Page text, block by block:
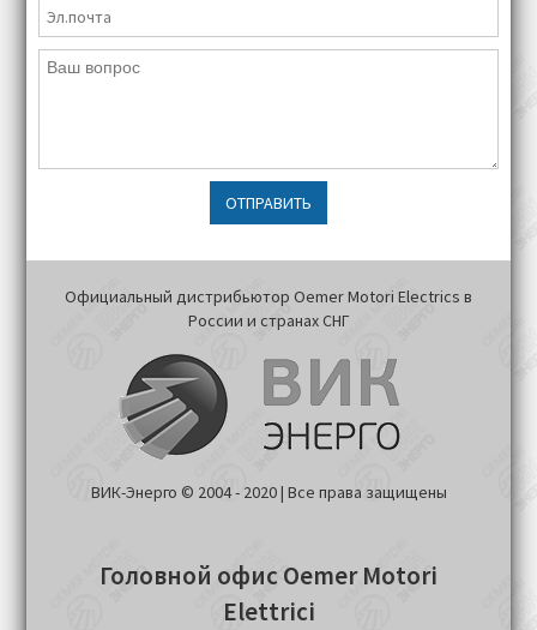
ОТПРАВИТЬ
Официальный дистрибьютор Oemer Motori Electrics в
России и странах СНГ
ВИК-Энерго © 2004 - 2020 | Все права защищены
Головной офис Oemer Motori
Elettrici